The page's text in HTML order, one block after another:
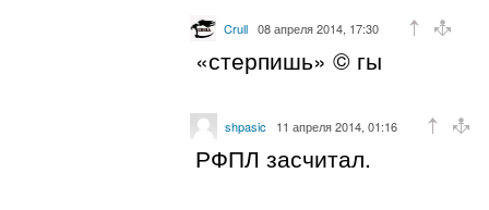
Crull 08 апреля 2014, 17:30
«стерпишь» © гы
shpasic 11 апреля 2014, 01:16
РФПЛ засчитал.